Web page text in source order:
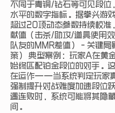
不同于青铜/钻石等可见段位
水平的数字指标。据拳头游
超过20项动态参数持续校准
献值（击杀/助攻/道具使用
队友的MMR差值） - 关键
策） 典型案例：玩家A在黄
始终匹配铂金段位的对手。
在运作——当系统判定玩家
强制提升对战难度加速段位
遇连败时，系统可能将其隐
间。